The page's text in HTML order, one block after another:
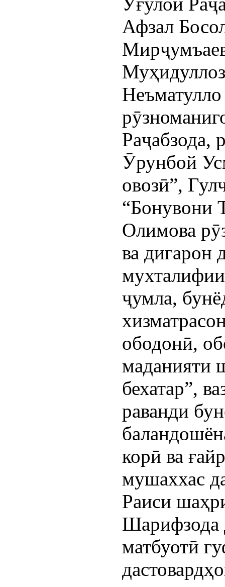
Афзал
Раҷабзода,
Ӯрунбой
овозӣ”,
“Бонувони
Олимова
ва дигарон
ҷумла,
ободонӣ,
маданияти
бехатар”,
раванди
корӣ ва
мушаххас
Раиси
Шарифзода
матбуотӣ